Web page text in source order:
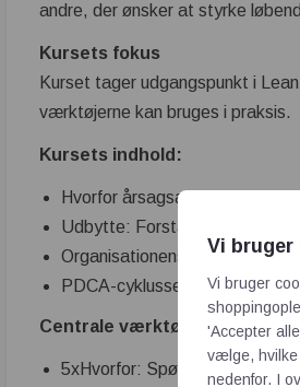
andre, der ønsker at styrke
Kursets fokus
Kurset tager udgangspunkt i
værktøjerne kan bruges i praksis.
Kursets indhold:
Hvorfor årsagsanalyser?
Udbytte: Forstå forskellen
Organisationens modenhed:
PDCA-cyklussen: Grundlaget
Centrale værktøjer
5xHvorfor: Spørgeteknik til at
Vi bruger
Vi bruger
'Accepter
vælge, hvilke
nedenfor. I